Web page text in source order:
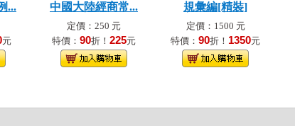
...
元
中國大陸經商常...
定價：250 元
特價： 90折！ 225元
規彙編[精裝]
定價：1500 元
特價： 90折！ 1350元